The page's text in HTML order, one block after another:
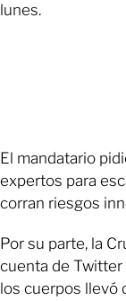
lunes.
El mandatario
expertos para
corran riesgos
Por su parte, la
cuenta de Twitter
los cuerpos llevó